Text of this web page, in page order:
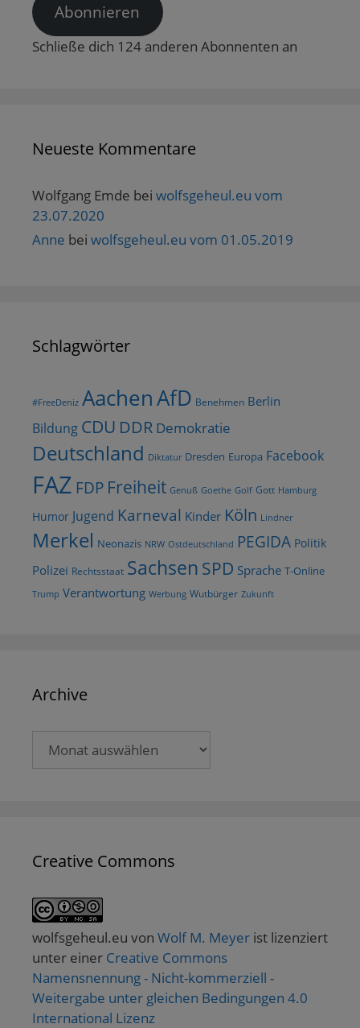
Abonnieren
Schließe dich 124 anderen Abonnenten an
Neueste Kommentare
Wolfgang Emde bei wolfsgeheul.eu vom
23.07.2020
Anne bei wolfsgeheul.eu vom 01.05.2019
Schlagwörter
#FreeDeniz AachenAfD Benehmen Berlin
Bildung CDU DDR Demokratie
Deutschland Diktatur Dresden Europa Facebook
FAZ FDP Freiheit Genuß Goethe Golf Gott Hamburg
Humor Jugend Karneval Kinder Köln Lindner
Merkel Neonazis NRW Ostdeutschland PEGIDA Politik
Polizei Rechtsstaat Sachsen SPD Sprache T-Online
Trump Verantwortung Werbung Wutbürger Zukunft
Archive
Creative Commons
wolfsgeheul.eu von Wolf M. Meyer ist lizenziert
unter einer Creative Commons
Namensnennung - Nicht-kommerziell -
Weitergabe unter gleichen Bedingungen 4.0
International Lizenz